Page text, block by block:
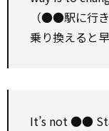
（●●駅に行
乗り換えると
It’s not ●●